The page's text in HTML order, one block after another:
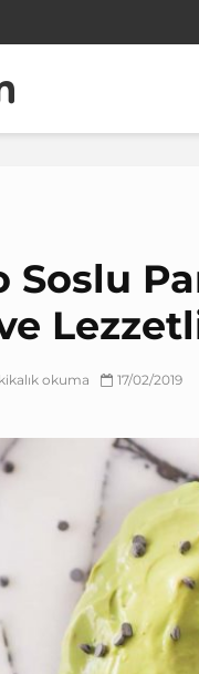
Soslu
okuma 17/02/2019